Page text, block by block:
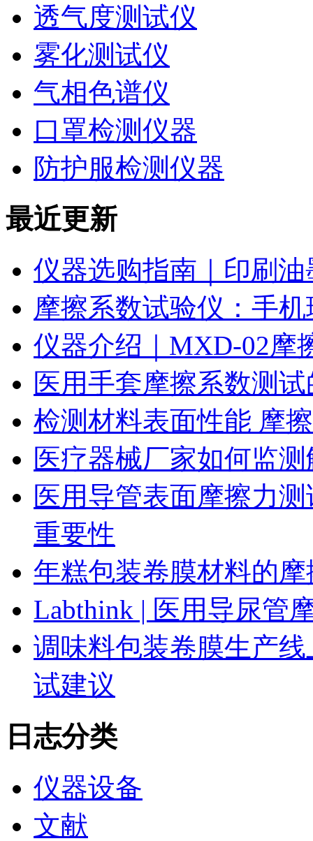
透气度测试仪
雾化测试仪
气相色谱仪
口罩检测仪器
防护服检测仪器
最近更新
仪器选购指南｜印刷
摩擦系数试验仪：手
仪器介绍｜MXD-02摩
医用手套摩擦系数测
检测材料表面性能 摩
医疗器械厂家如何监
医用导管表面摩擦力
重要性
年糕包装卷膜材料的
Labthink | 医用导尿管
调味料包装卷膜生产
试建议
日志分类
仪器设备
文献